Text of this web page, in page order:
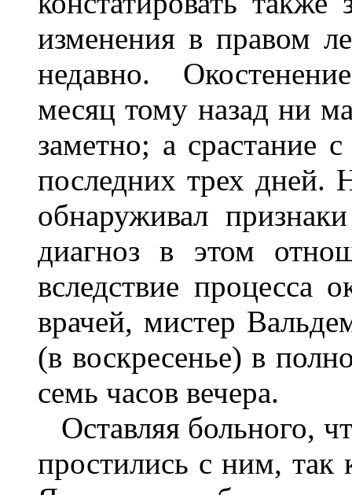
изменения в правом
недавно.
месяц тому назад ни
заметно; а срастание
последних трех дней.
обнаруживал
диагноз в этом
вследствие процесса
врачей, мистер
(в воскресенье) в
семь часов вечера.
Оставляя больного,
простились с ним, так